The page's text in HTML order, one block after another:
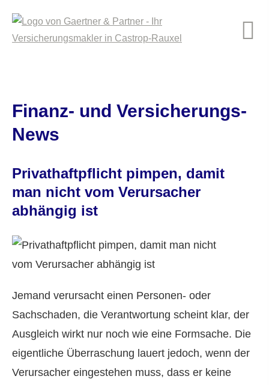
Finanz- und Versicherungs-
News
Privathaftpflicht pimpen, damit
man nicht vom Verursacher
abhängig ist
Jemand verursacht einen Per­sonen- oder
Sachschaden, die Verantwortung scheint klar, der
Ausgleich wirkt nur noch wie eine Formsache. Die
eigentliche Überraschung lauert jedoch, wenn der
Verursacher eingestehen muss, dass er keine